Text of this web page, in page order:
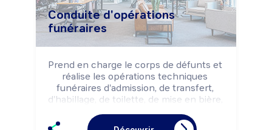
Conduite d'opérations
funéraires
Prend en charge le corps de défunts et
réalise les opérations techniques
funéraires d'admission, de transfert,
d'habillage, de toilette, de mise en bière,
défunts selon des protocoles, cultes,